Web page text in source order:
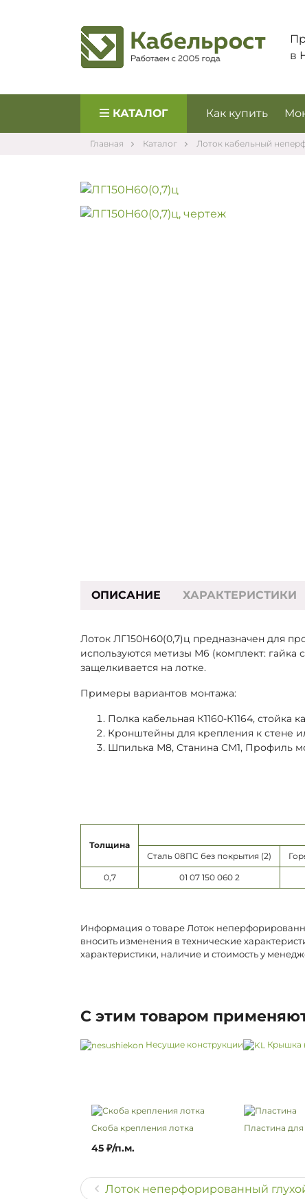
в
КАТАЛОГ Как купить
Главная Каталог Лоток кабельный
ОПИСАНИЕ ХАРАКТЕРИСТИКИ
Лоток ЛГ150Н60(0,7)ц предназначен для
используются метизы М6 (комплект:
защелкивается на лотке.
Примеры вариантов монтажа:
Полка кабельная К1160-К1164, стойка
Кронштейны для крепления к стене
Шпилька М8, Станина СМ1, Профиль
Толщина
Сталь 08ПС без покрытия (2)
0,7 01 07 150 060 2
Информация о товаре Лоток
вносить изменения в технические
характеристики, наличие и стоимость у
С этим товаром
Несущие конструкции Крышка
Скоба крепления лотка
45 ₽/п.м.
Пластина
Лоток неперфорированный